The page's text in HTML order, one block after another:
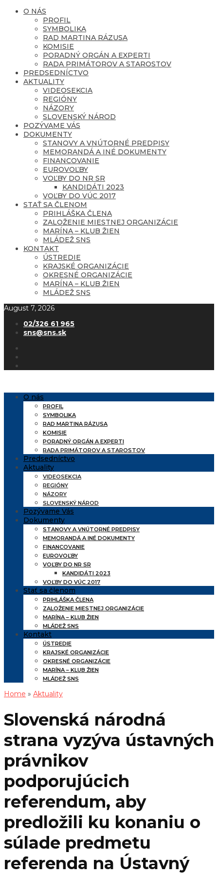
O NÁS
PROFIL
SYMBOLIKA
RAD MARTINA RÁZUSA
KOMISIE
PORADNÝ ORGÁN A EXPERTI
RADA PRIMÁTOROV A STAROSTOV
PREDSEDNÍCTVO
AKTUALITY
VIDEOSEKCIA
REGIÓNY
NÁZORY
SLOVENSKÝ NÁROD
POZÝVAME VÁS
DOKUMENTY
STANOVY A VNÚTORNÉ PREDPISY
MEMORANDÁ A INÉ DOKUMENTY
FINANCOVANIE
EUROVOĽBY
VOĽBY DO NR SR
KANDIDÁTI 2023
VOĽBY DO VÚC 2017
STAŤ SA ČLENOM
PRIHLÁŠKA ČLENA
ZALOŽENIE MIESTNEJ ORGANIZÁCIE
MARÍNA – KLUB ŽIEN
MLÁDEŽ SNS
KONTAKT
ÚSTREDIE
KRAJSKÉ ORGANIZÁCIE
OKRESNÉ ORGANIZÁCIE
MARÍNA – KLUB ŽIEN
MLÁDEŽ SNS
August 7, 2026
02/326 61 965
sns@sns.sk
O nás
PROFIL
SYMBOLIKA
RAD MARTINA RÁZUSA
KOMISIE
PORADNÝ ORGÁN A EXPERTI
RADA PRIMÁTOROV A STAROSTOV
Predsedníctvo
Aktuality
VIDEOSEKCIA
REGIÓNY
NÁZORY
SLOVENSKÝ NÁROD
Pozývame Vás
Dokumenty
STANOVY A VNÚTORNÉ PREDPISY
MEMORANDÁ A INÉ DOKUMENTY
FINANCOVANIE
EUROVOĽBY
VOĽBY DO NR SR
KANDIDÁTI 2023
VOĽBY DO VÚC 2017
Stať sa členom
PRIHLÁŠKA ČLENA
ZALOŽENIE MIESTNEJ ORGANIZÁCIE
MARÍNA – KLUB ŽIEN
MLÁDEŽ SNS
Kontakt
ÚSTREDIE
KRAJSKÉ ORGANIZÁCIE
OKRESNÉ ORGANIZÁCIE
MARÍNA – KLUB ŽIEN
MLÁDEŽ SNS
Home » Aktuality
Slovenská národná
strana vyzýva ústavných
právnikov
podporujúcich
referendum, aby
predložili ku konaniu o
súlade predmetu
referenda na Ústavný